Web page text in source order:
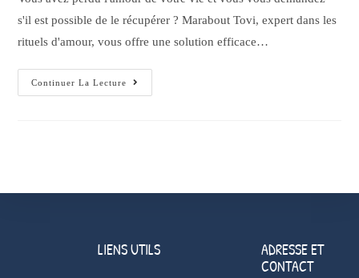
s'il est possible de le récupérer ? Marabout Tovi, expert dans les
rituels d'amour, vous offre une solution efficace…
Continuer La Lecture
LIENS UTILS
ADRESSE ET
CONTACT